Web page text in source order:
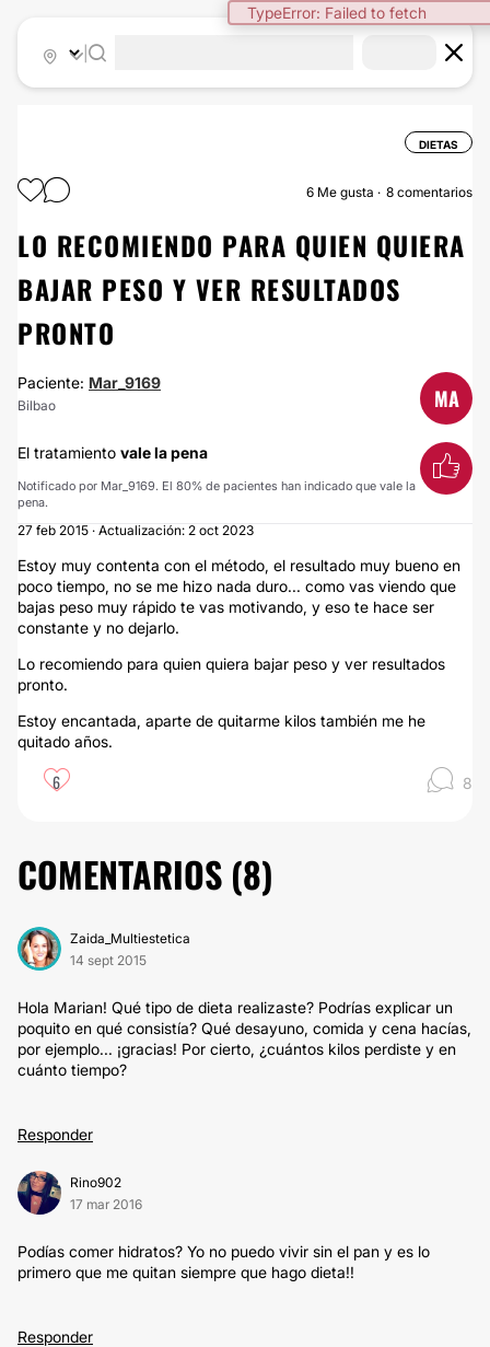
TypeError: Failed to fetch
DIETAS
6 Me gusta 8 comentarios
LO RECOMIENDO PARA QUIEN QUIERA
BAJAR PESO Y VER RESULTADOS
PRONTO
Paciente: Mar_9169
Bilbao MA
El tratamiento vale la pena
Notificado por Mar_9169. El 80% de pacientes han indicado que vale la
pena.
27 feb 2015 · Actualización: 2 oct 2023
Estoy muy contenta con el método, el resultado muy bueno en
poco tiempo, no se me hizo nada duro... como vas viendo que
bajas peso muy rápido te vas motivando, y eso te hace ser
constante y no dejarlo.
Lo recomiendo para quien quiera bajar peso y ver resultados
pronto.
Estoy encantada, aparte de quitarme kilos también me he
quitado años.
6 8
COMENTARIOS (8)
Zaida_Multiestetica
14 sept 2015
Hola Marian! Qué tipo de dieta realizaste? Podrías explicar un
poquito en qué consistía? Qué desayuno, comida y cena hacías,
por ejemplo... ¡gracias! Por cierto, ¿cuántos kilos perdiste y en
cuánto tiempo?
Responder
Rino902
17 mar 2016
Podías comer hidratos? Yo no puedo vivir sin el pan y es lo
primero que me quitan siempre que hago dieta!!
Responder